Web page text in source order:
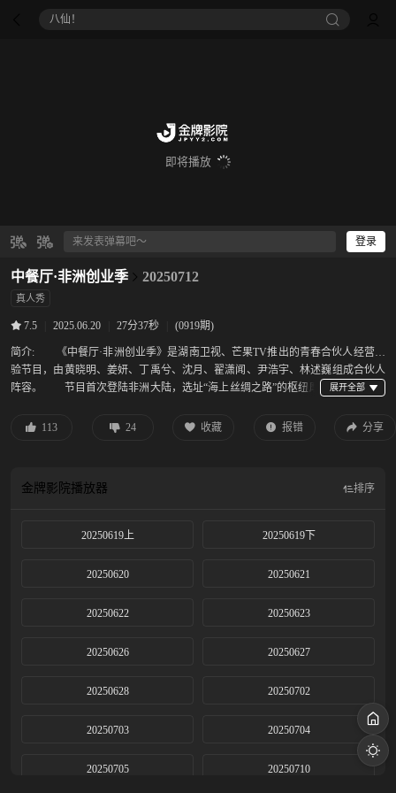
八仙！
即将播放
登录
中餐厅·非洲创业季 20250712
真人秀
7.5 2025.06.20 27分37秒 (0919期)
简介: 《中餐厅·非洲创业季》是湖南卫视、芒果TV推出的青春合伙人经营体
验节目，由黄晓明、姜妍、丁禹兮、沈月、翟潇闻、尹浩宇、林述巍组成合伙人
阵容。 节目首次登陆非洲大陆，选址“海上丝绸之路”的枢纽摩
交融的中式餐饮新范式，让东方美食故事唤起世界共鸣，共赴这场横跨亚非大陆
113 24 收藏 报错 分享
金牌影院播放器 排序
20250619上 20250619下
20250620 20250621
20250622 20250623
20250626 20250627
20250628 20250702
20250703 20250704
20250705 20250710